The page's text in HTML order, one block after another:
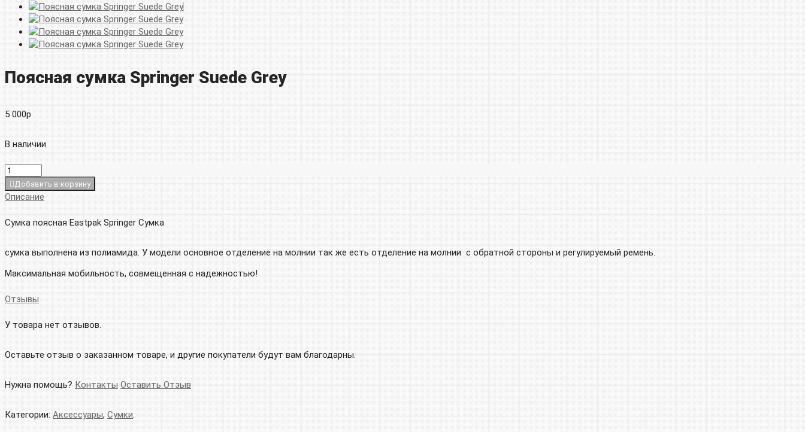
Поясная сумка Springer Suede Grey
5 000р
В наличии
Добавить в корзину
Описание
Сумка поясная Eastpak Springer Сумка
сумка выполнена из полиамида. У модели основное отделение на молнии так же есть отделение на молнии с обратной стороны и регулируемый ремень.
Максимальная мобильность, совмещенная с надежностью!
Отзывы
У товара нет отзывов.
Оставьте отзыв о заказанном товаре, и другие покупатели будут вам благодарны.
Нужна помощь? Контакты Оставить Отзыв
Категории: Аксессуары, Сумки.